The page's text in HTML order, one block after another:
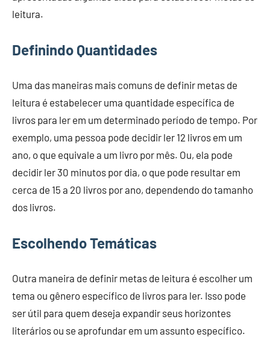
leitura.
Definindo Quantidades
Uma das maneiras mais comuns de definir metas de
leitura é estabelecer uma quantidade específica de
livros para ler em um determinado período de tempo. Por
exemplo, uma pessoa pode decidir ler 12 livros em um
ano, o que equivale a um livro por mês. Ou, ela pode
decidir ler 30 minutos por dia, o que pode resultar em
cerca de 15 a 20 livros por ano, dependendo do tamanho
dos livros.
Escolhendo Temáticas
Outra maneira de definir metas de leitura é escolher um
tema ou gênero específico de livros para ler. Isso pode
ser útil para quem deseja expandir seus horizontes
literários ou se aprofundar em um assunto específico.